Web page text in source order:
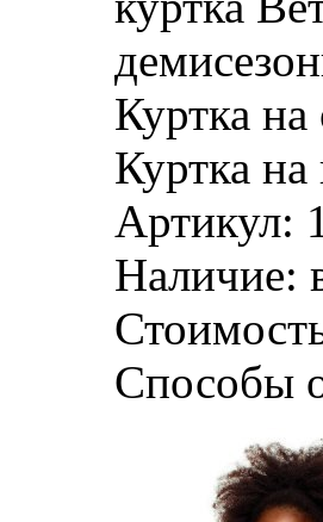
Куртка
Куртка
Артикул:
Наличие:
Способы